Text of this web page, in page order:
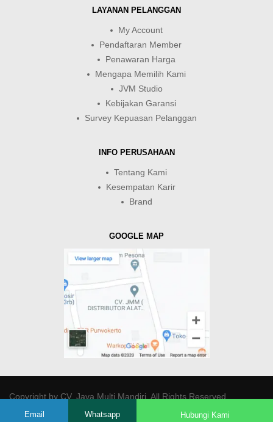
LAYANAN PELANGGAN
My Account
Pendaftaran Member
Penawaran Harga
Mengapa Memilih Kami
JVM Studio
Kebijakan Garansi
Survey Kepuasan Pelanggan
INFO PERUSAHAAN
Tentang Kami
Kesempatan Karir
Brand
GOOGLE MAP
Copyright byCV. Java Multi Mandiri. All Rights Reserved.
Email Whatsapp Hubungi Kami